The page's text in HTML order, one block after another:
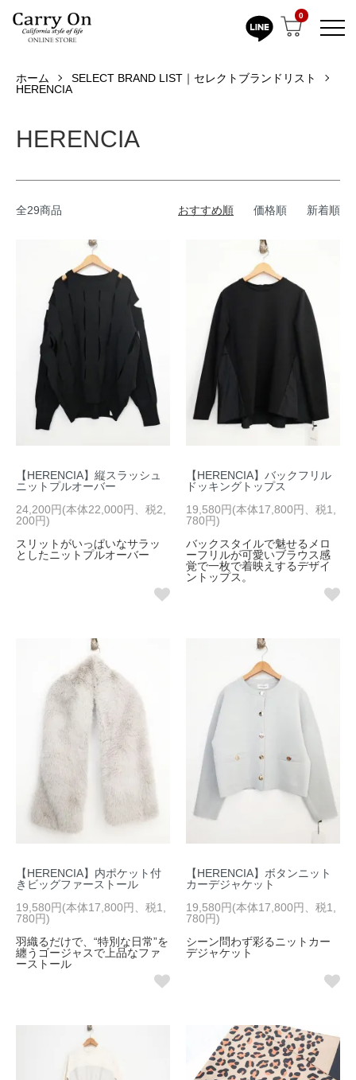
0
ホーム
SELECT BRAND LIST｜セレクトブランドリスト
HERENCIA
HERENCIA
全29商品 おすすめ順 価格順 新着順
【HERENCIA】縦スラッシュ
ニットプルオーバー
24,200円(本体22,000円、税2,
200円)
スリットがいっぱいなサラッ
としたニットプルオーバー
【HERENCIA】バックフリル
ドッキングトップス
19,580円(本体17,800円、税1,
780円)
バックスタイルで魅せるメロ
ーフリルが可愛いブラウス感
覚で一枚で着映えするデザイ
ントップス。
【HERENCIA】内ポケット付
きビッグファーストール
19,580円(本体17,800円、税1,
780円)
羽織るだけで、“特別な日常”を
纏うゴージャスで上品なファ
ーストール
【HERENCIA】ボタンニット
カーデジャケット
19,580円(本体17,800円、税1,
780円)
シーン問わず彩るニットカー
デジャケット